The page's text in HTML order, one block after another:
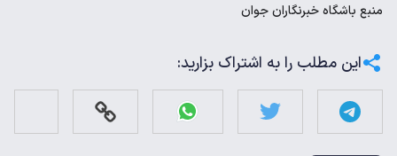
منبع باشگاه خبرنگاران جوان
این مطلب را به اشتراک بزارید: